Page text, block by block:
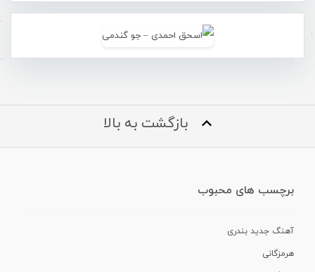
بازگشت به بالا
برچسب های محبوب
آهنگ جدید بندری
هرمزگانی